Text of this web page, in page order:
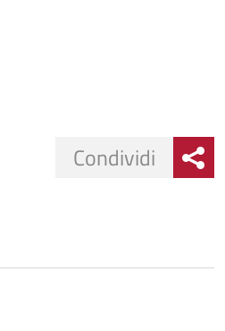
Condividi